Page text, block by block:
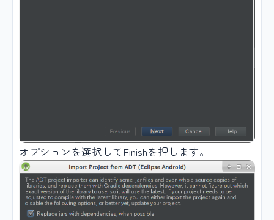
オプションを選択してFinishを押します。